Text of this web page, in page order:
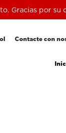
Gracias por su
Contacte con